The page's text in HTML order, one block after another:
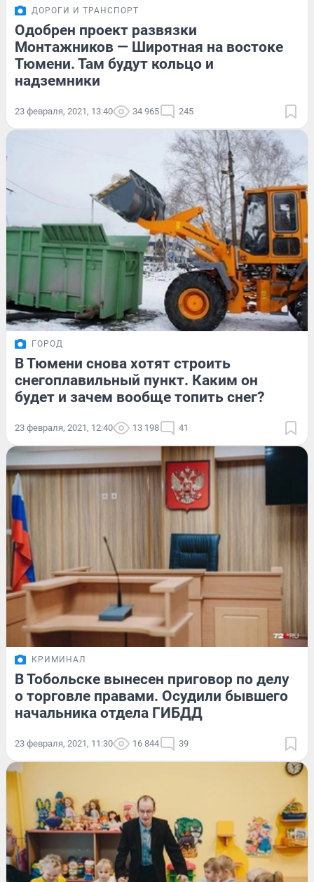
ДОРОГИ И ТРАНСПОРТ
Одобрен проект развязки
Монтажников — Широтная на востоке
Тюмени. Там будут кольцо и
надземники
23 февраля, 2021, 13:40 34 965 245
ГОРОД
В Тюмени снова хотят строить
снегоплавильный пункт. Каким он
будет и зачем вообще топить снег?
23 февраля, 2021, 12:40 13 198 41
КРИМИНАЛ
В Тобольске вынесен приговор по делу
о торговле правами. Осудили бывшего
начальника отдела ГИБДД
23 февраля, 2021, 11:30 16 844 39